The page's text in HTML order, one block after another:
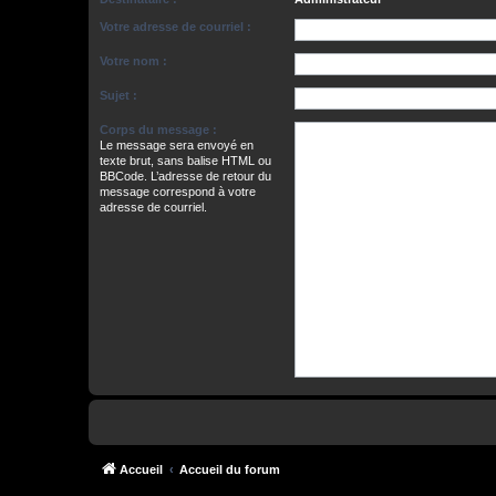
Votre adresse de courriel :
Votre nom :
Sujet :
Corps du message :
Le message sera envoyé en
texte brut, sans balise HTML ou
BBCode. L’adresse de retour du
message correspond à votre
adresse de courriel.
Accueil Accueil du forum